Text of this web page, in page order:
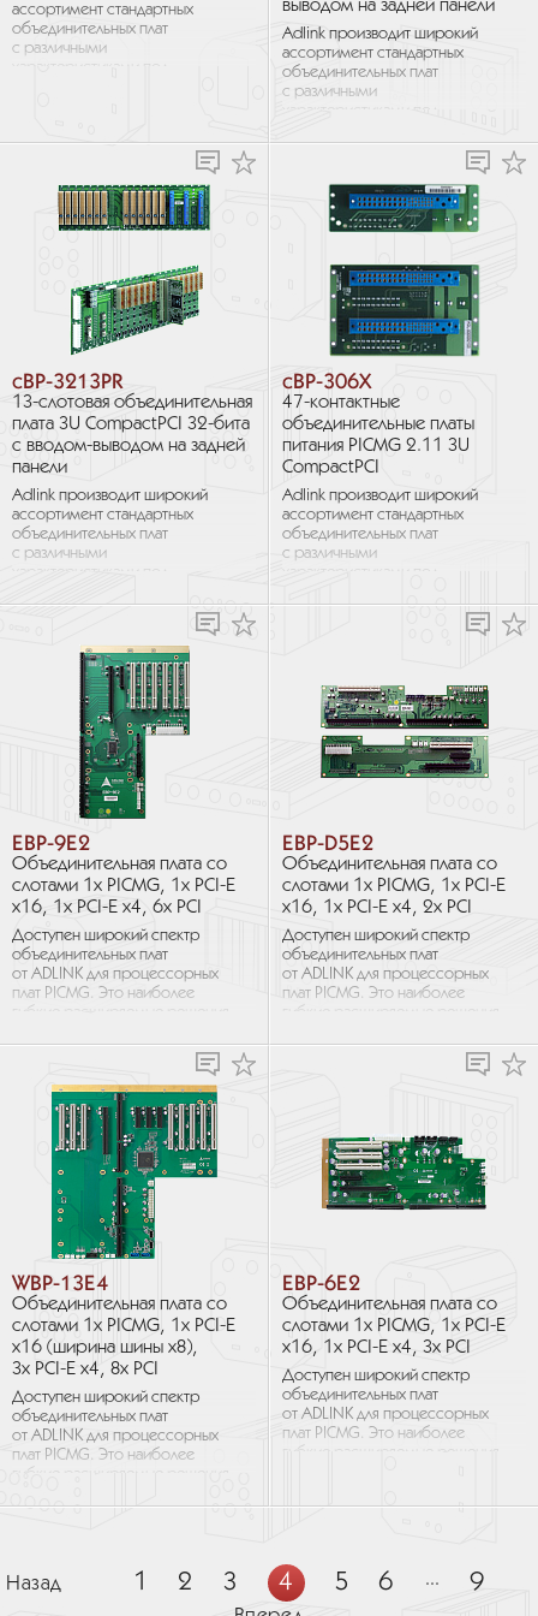
ассортимент стандартных
объединительных плат
с различными
выводом на задней панели
Adlink производит широкий
ассортимент стандартных
объединительных плат
с различными
cBP-3213PR
13-слотовая объединительная
плата 3U CompactPCI 32-бита
с вводом-выводом на задней
панели
Adlink производит широкий
ассортимент стандартных
объединительных плат
с различными
cBP-306X
47-контактные
объединительные платы
питания PICMG 2.11 3U
CompactPCI
Adlink производит широкий
ассортимент стандартных
объединительных плат
с различными
EBP-9E2
Объединительная плата со
слотами 1х PICMG, 1х PCI-E
x16, 1х PCI-E x4, 6х PCI
Доступен широкий спектр
объединительных плат
от ADLINK для процессорных
плат PICMG. Это наиболее
гибкие расширяемые решения
большого количества слотов
расширения.
EBP-D5E2
Объединительная плата со
слотами 1х PICMG, 1х PCI-E
x16, 1х PCI-E x4, 2х PCI
Доступен широкий спектр
объединительных плат
от ADLINK для процессорных
плат PICMG. Это наиболее
гибкие расширяемые решения
большого количества слотов
WBP-13E4
Объединительная плата со
слотами 1х PICMG, 1х PCI-E
x16 (ширина шины x8),
3х PCI-E x4, 8х PCI
Доступен широкий спектр
объединительных плат
от ADLINK для процессорных
плат PICMG. Это наиболее
гибкие расширяемые решения
приложений, требующих
EBP-6E2
Объединительная плата со
слотами 1х PICMG, 1х PCI-E
x16, 1х PCI-E x4, 3х PCI
Доступен широкий спектр
объединительных плат
от ADLINK для процессорных
плат PICMG. Это наиболее
большого количества слотов
Назад 1 2 3 4 5 6 ... 9